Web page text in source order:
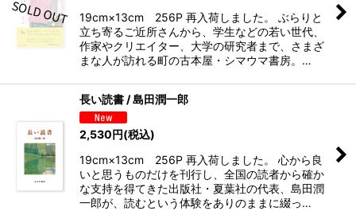
19cm×13cm 256P 再入荷しました。 ぶらりと
立ち寄るご近所さんから、学生などの若い世代、
作家やクリエイター、大学の研究者まで、さまざ
まな人が訪れる町の古本屋・シマウマ書房。…
長い読書 / 島田潤一郎
2,530円(税込)
19cm×13cm 256P 再入荷しました。 心から良
いと思うものだけを刊行し、全国の読者から確か
な支持を得てきた出版社・夏葉社の代表、島田潤
一郎が、読むという体験をありのままに綴っ…